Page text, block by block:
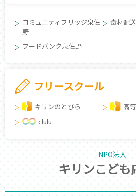
コミュニティフリッジ泉佐
野
食材配
フードバンク泉佐野
フリースクール
キリンのとびら
高
clulu
NPO法人
キリンこども